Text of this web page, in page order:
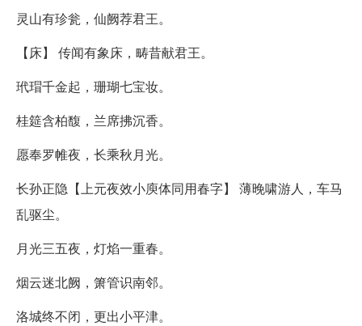
灵山有珍瓮，仙阙荐君王。
【床】 传闻有象床，畴昔献君王。
玳瑁千金起，珊瑚七宝妆。
桂筵含柏馥，兰席拂沉香。
愿奉罗帷夜，长乘秋月光。
长孙正隐【上元夜效小庾体同用春字】 薄晚啸游人，车马
乱驱尘。
月光三五夜，灯焰一重春。
烟云迷北阙，箫管识南邻。
洛城终不闭，更出小平津。